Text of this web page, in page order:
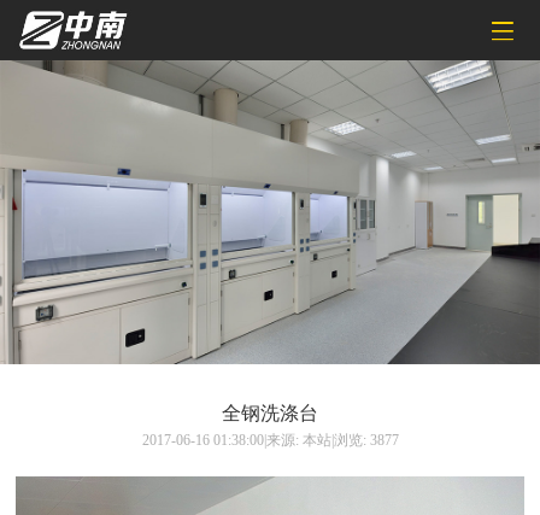
全钢洗涤台
2017-06-16 01:38:00|来源: 本站|浏览: 3877